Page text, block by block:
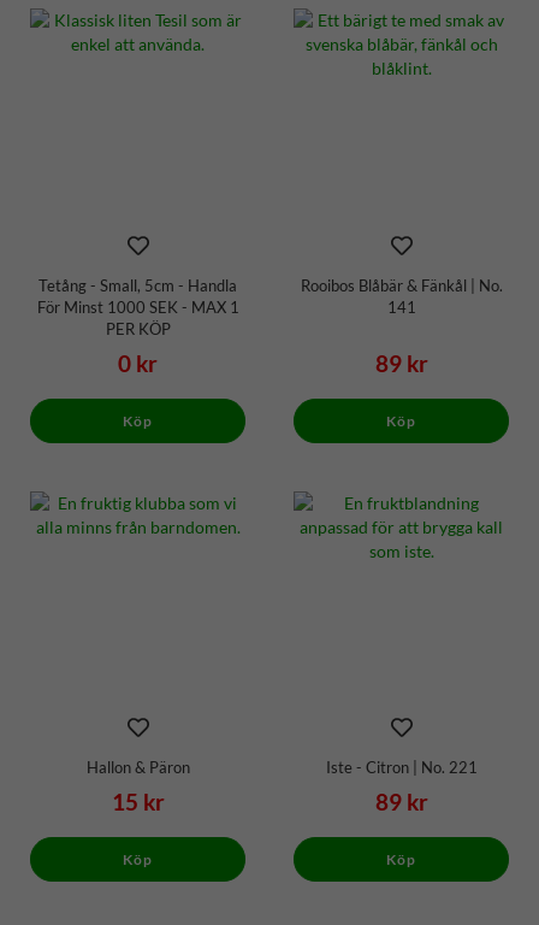
Tetång - Small, 5cm - Handla
För Minst 1000 SEK - MAX 1
PER KÖP
0 kr
Köp
Rooibos Blåbär & Fänkål | No.
141
89 kr
Köp
Hallon & Päron
15 kr
Köp
Iste - Citron | No. 221
89 kr
Köp